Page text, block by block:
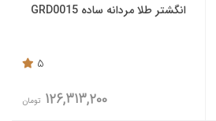
انگشتر طلا مردانه ساده GRD0015
5
126,313,200 تومان